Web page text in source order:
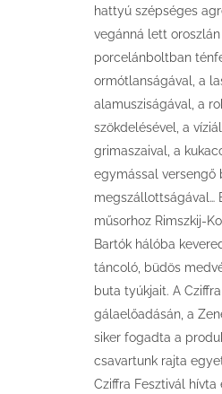
hattyú szépséges
vegánná lett
porcelánboltban
ormótlanságával, a
alamusziságával, a
szökdelésével, a
grimaszaival, a
egymással versengő
megszállottságával…
műsorhoz Rimszkij-
Bartók hálóba
táncoló, büdös
buta tyúkjait. A
gálaelőadásán, a
siker fogadta a
csavartunk rajta
Cziffra Fesztivál